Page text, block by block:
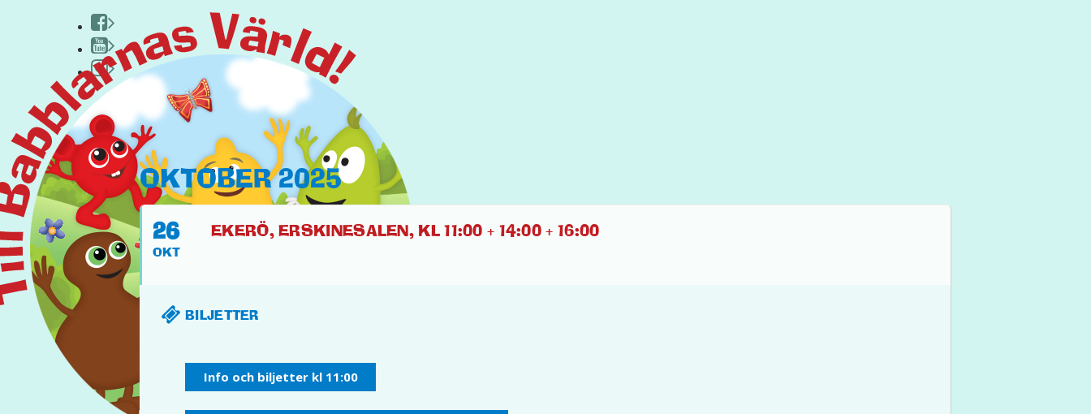
HEM
OM BABBLARNA
PYSSEL & KUL
FACEBOOK
YOUTUBE
OKTOBER 2025
26
OKT
EKERÖ, ERSKINESALEN, KL 11:00 + 14:00 + 16:00
BILJETTER
Info och biljetter kl 11:00